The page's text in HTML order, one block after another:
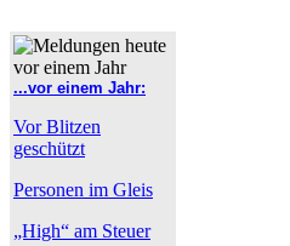
...vor einem Jahr:
Vor Blitzen
geschützt
Personen im Gleis
„High“ am Steuer